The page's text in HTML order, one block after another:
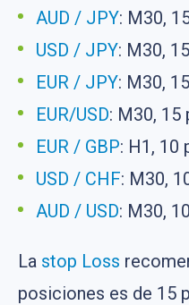
AUD / JPY: M30,
USD / JPY: M30,
EUR / JPY: M30,
EUR/USD: M30, 15
EUR / GBP: H1, 10
USD / CHF: M30,
AUD / USD: M30,
La stop Loss
posiciones es de 15